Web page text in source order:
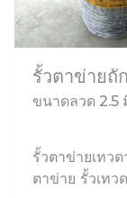
รั้วตาข่ายถั
ขนาดลวด 2.5
รั้วตาข่ายเทว
ตาข่าย รั้วเทว